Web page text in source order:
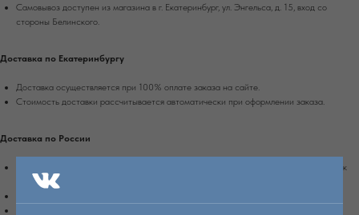
Самовывоз доступен из магазина в г. Екатеринбург, ул. Энгельса, д. 15, вход со
стороны Белинского.
Доставка по Екатеринбургу
Доставка осуществляется при 100% оплате заказа на сайте.
Стоимость доставки рассчитывается автоматически при оформлении заказа.
Доставка по России
Доставка осуществляется при 100% оплате заказа транспортной компанией Сдек
или Почтой России.